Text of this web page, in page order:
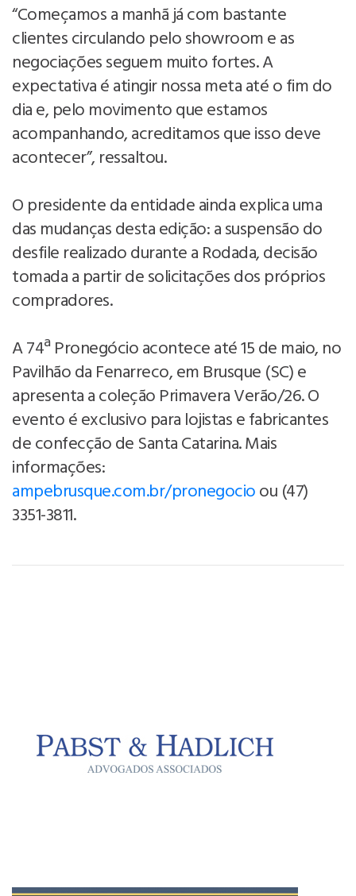
“Começamos a manhã já com bastante
clientes circulando pelo showroom e as
negociações seguem muito fortes. A
expectativa é atingir nossa meta até o fim do
dia e, pelo movimento que estamos
acompanhando, acreditamos que isso deve
acontecer”, ressaltou.
O presidente da entidade ainda explica uma
das mudanças desta edição: a suspensão do
desfile realizado durante a Rodada, decisão
tomada a partir de solicitações dos próprios
compradores.
A 74ª Pronegócio acontece até 15 de maio, no
Pavilhão da Fenarreco, em Brusque (SC) e
apresenta a coleção Primavera Verão/26. O
evento é exclusivo para lojistas e fabricantes
de confecção de Santa Catarina. Mais
informações:
ampebrusque.com.br/pronegocioou (47)
3351-3811.